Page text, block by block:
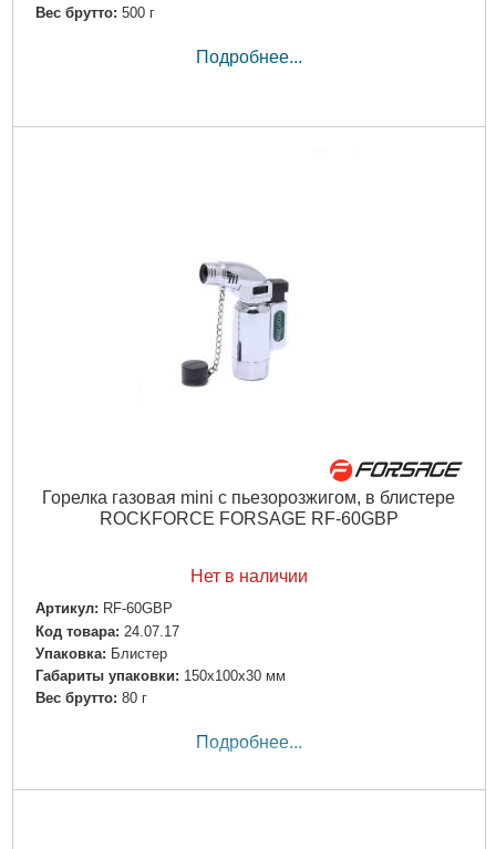
Вес брутто: 500 г
Подробнее...
Горелка газовая mini с пьезорозжигом, в блистере
ROCKFORCE FORSAGE RF-60GBP
Нет в наличии
Артикул: RF-60GBP
Код товара: 24.07.17
Упаковка: Блистер
Габариты упаковки: 150x100x30 мм
Вес брутто: 80 г
Подробнее...